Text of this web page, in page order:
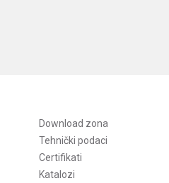
Download zona
Tehnički podaci
Certifikati
Katalozi